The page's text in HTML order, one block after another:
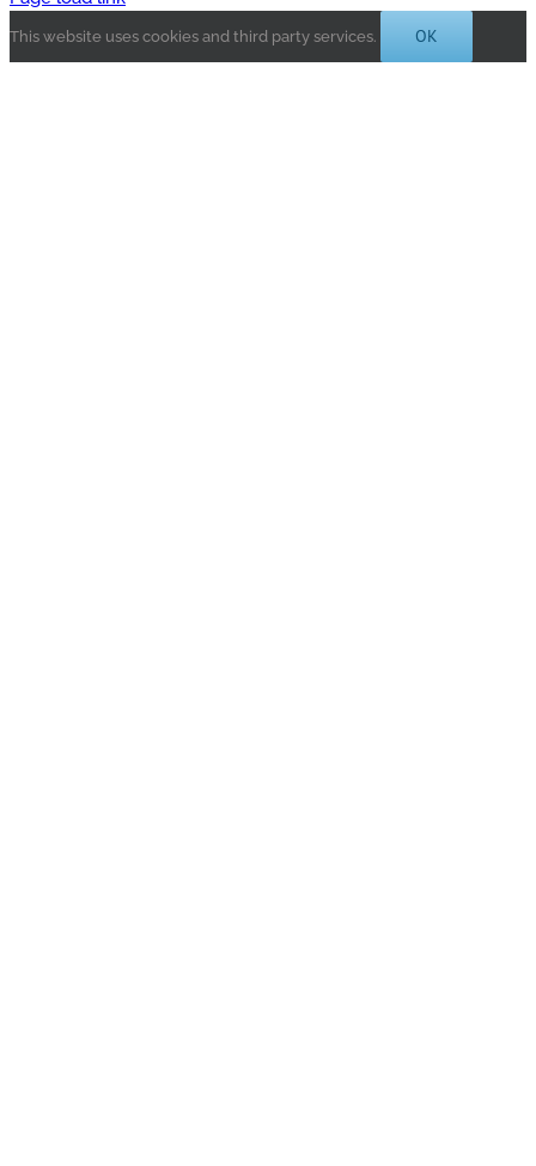
This website uses cookies and third party services. OK